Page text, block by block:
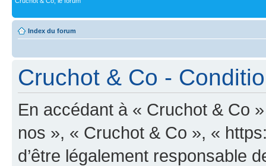
Index du forum
Cruchot & Co -
En accédant à « Cruchot & Co
nos », « Cruchot & Co », «
d’être légalement responsable